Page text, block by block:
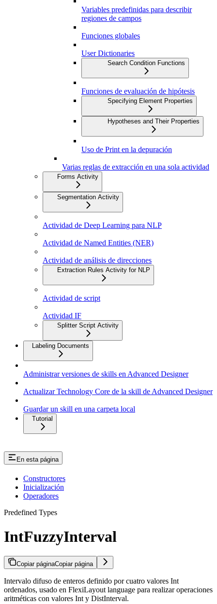
Variables predefinidas para describir
regiones de campos
Funciones globales
User Dictionaries
Search Condition Functions
Funciones de evaluación de hipótesis
Specifying Element Properties
Hypotheses and Their Properties
Uso de Print en la depuración
Varias reglas de extracción en una sola actividad
Forms Activity
Segmentation Activity
Actividad de Deep Learning para NLP
Actividad de Named Entities (NER)
Actividad de análisis de direcciones
Extraction Rules Activity for NLP
Actividad de script
Actividad IF
Splitter Script Activity
Labeling Documents
Administrar versiones de skills en Advanced Designer
Actualizar Technology Core de la skill de Advanced Designer
Guardar un skill en una carpeta local
Tutorial
En esta página
Constructores
Inicialización
Operadores
Predefined Types
IntFuzzyInterval
Copiar páginaCopiar página
Intervalo difuso de enteros definido por cuatro valores Int
ordenados, usado en FlexiLayout language para realizar operaciones
aritméticas con valores Int y DistInterval.